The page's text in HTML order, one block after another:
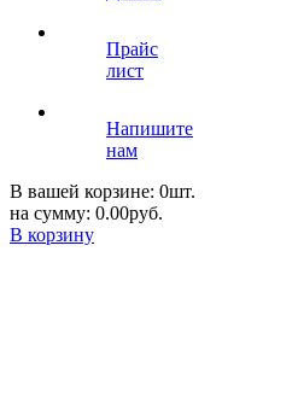
Прайс
лист
Напишите
нам
В вашей корзине: 0шт.
на сумму: 0.00руб.
В корзину